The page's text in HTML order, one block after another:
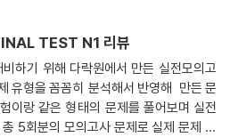
TEST N1 리뷰
하기 위해 다락원에서 만든 실전모의고